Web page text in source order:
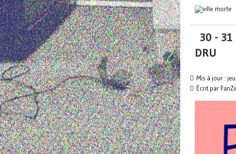
30 - 31
DRU
Mis à jour :
Écrit par